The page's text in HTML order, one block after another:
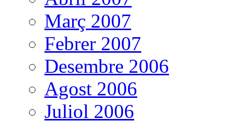
Març 2007
Febrer 2007
Desembre 2006
Agost 2006
Juliol 2006